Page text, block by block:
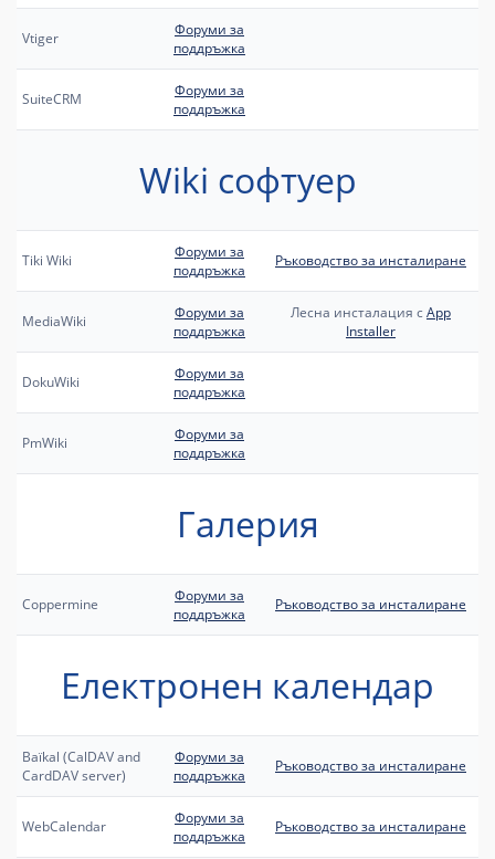
Vtiger
Форуми за
поддръжка
SuiteCRM
Форуми за
поддръжка
Wiki софтуер
Tiki Wiki
Форуми за
поддръжка
Ръководство за инсталиране
MediaWiki
Форуми за
поддръжка
Лесна инсталация сApp
Installer
DokuWiki
Форуми за
поддръжка
PmWiki
Форуми за
поддръжка
Галерия
Coppermine
Форуми за
поддръжка
Ръководство за инсталиране
Електронен календар
Baïkal (CalDAV and
CardDAV server)
Форуми за
поддръжка
Ръководство за инсталиране
WebCalendar
Форуми за
поддръжка
Ръководство за инсталиране